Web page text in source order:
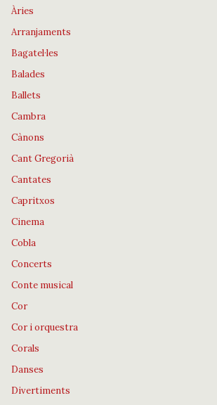
Àries
Arranjaments
Bagatel·les
Balades
Ballets
Cambra
Cànons
Cant Gregorià
Cantates
Capritxos
Cinema
Cobla
Concerts
Conte musical
Cor
Cor i orquestra
Corals
Danses
Divertiments